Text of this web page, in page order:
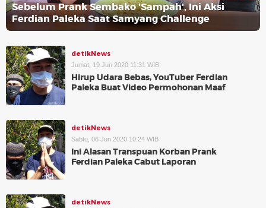
Sebelum Prank Sembako 'Sampah', Ini Aksi
Ferdian Paleka Saat Samyang Challenge
detikNews
Jumat, 19 Jun 2020 11:31 WIB
Hirup Udara Bebas, YouTuber Ferdian
Paleka Buat Video Permohonan Maaf
detikNews
Sabtu, 06 Jun 2020 10:24 WIB
Ini Alasan Transpuan Korban Prank
Ferdian Paleka Cabut Laporan
detikNews